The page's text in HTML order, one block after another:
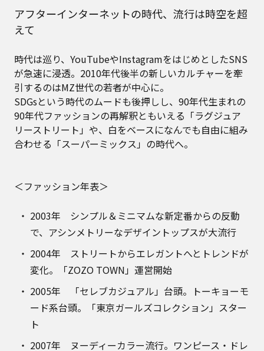
アフターインターネットの時代、流行は時空を超
えて
時代は巡り、YouTubeやInstagramをはじめとしたSNS
が急速に浸透。2010年代後半の新しいカルチャーを牽
引するのはMZ世代の若者が中心に。
SDGsという時代のムードも後押しし、90年代生まれの
90年代ファッションの再解釈ともいえる「ラグジュア
リーストリート」や、白をベースになんでも自由に組み
合わせる「スーパーミックス」の時代へ。
＜ファッション年表＞
2003年 シンプル＆ミニマムな新定番からの反動
で、アシンメトリーなデザイントップスが大流行
2004年 ストリートからエレガントへとトレンドが
変化。「ZOZO TOWN」運営開始
2005年 「セレブカジュアル」台頭。トーキョーモ
ード系台頭。「東京ガールズコレクション」スター
ト
2007年 ヌーディーカラー流行。ワンピース・ドレ